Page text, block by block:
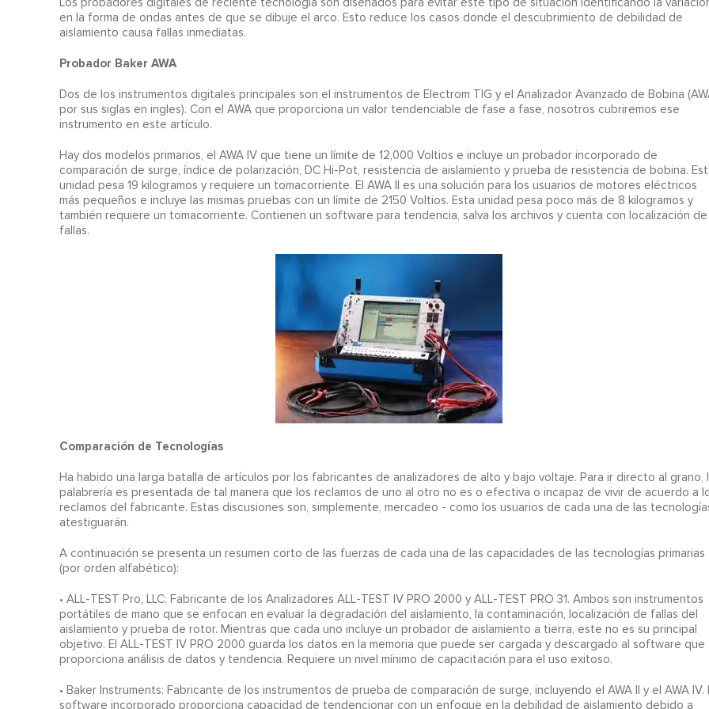
Los probadores digitales de reciente tecnología son diseñados para evitar este tipo de situación identificando la
en la forma de ondas antes de que se dibuje el arco. Esto reduce los casos donde el descubrimiento de debilidad de
aislamiento causa fallas inmediatas.
Probador Baker AWA
Dos de los instrumentos digitales principales son el instrumentos de Electrom TIG y el Analizador Avanzado de Bobina
por sus siglas en ingles). Con el AWA que proporciona un valor tendenciable de fase a fase, nosotros cubriremos ese
instrumento en este artículo.
Hay dos modelos primarios, el AWA IV que tiene un límite de 12,000 Voltios e incluye un probador incorporado de
comparación de surge, índice de polarización, DC Hi-Pot, resistencia de aislamiento y prueba de resistencia de bobina.
unidad pesa 19 kilogramos y requiere un tomacorriente. El AWA II es una solución para los usuarios de motores eléctricos
más pequeños e incluye las mismas pruebas con un límite de 2150 Voltios. Esta unidad pesa poco más de 8 kilogramos y
también requiere un tomacorriente. Contienen un software para tendencia, salva los archivos y cuenta con localización de
fallas.
Comparación de Tecnologías
Ha habido una larga batalla de artículos por los fabricantes de analizadores de alto y bajo voltaje. Para ir directo al grano,
palabrería es presentada de tal manera que los reclamos de uno al otro no es o efectiva o incapaz de vivir de acuerdo a
reclamos del fabricante. Estas discusiones son, simplemente, mercadeo - como los usuarios de cada una de las
atestiguarán.
A continuación se presenta un resumen corto de las fuerzas de cada una de las capacidades de las tecnologías primarias
(por orden alfabético):
• ALL-TEST Pro, LLC: Fabricante de los Analizadores ALL-TEST IV PRO 2000 y ALL-TEST PRO 31. Ambos son instrumentos
portátiles de mano que se enfocan en evaluar la degradación del aislamiento, la contaminación, localización de fallas del
aislamiento y prueba de rotor. Mientras que cada uno incluye un probador de aislamiento a tierra, este no es su principal
objetivo. El ALL-TEST IV PRO 2000 guarda los datos en la memoria que puede ser cargada y descargado al software que
proporciona análisis de datos y tendencia. Requiere un nivel mínimo de capacitación para el uso exitoso.
• Baker Instruments: Fabricante de los instrumentos de prueba de comparación de surge, incluyendo el AWA II y el AWA IV.
software incorporado proporciona capacidad de tendencionar con un enfoque en la debilidad de aislamiento debido a